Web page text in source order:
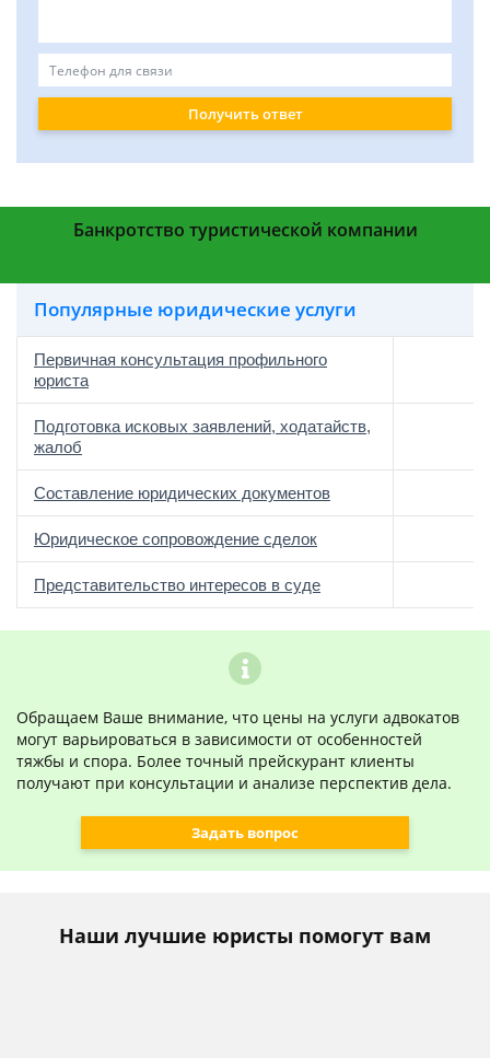
Получить ответ
Банкротство туристической компании
Популярные юридические услуги
Первичная консультация профильного
юриста
Подготовка исковых заявлений, ходатайств,
жалоб
Составление юридических документов
Юридическое сопровождение сделок
Представительство интересов в суде
Обращаем Ваше внимание, что цены на услуги адвокатов
могут варьироваться в зависимости от особенностей
тяжбы и спора. Более точный прейскурант клиенты
получают при консультации и анализе перспектив дела.
Задать вопрос
Наши лучшие юристы помогут вам